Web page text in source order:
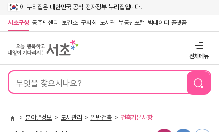
이 누리집은 대한민국 공식 전자정부 누리집입니다.
서초구청 동주민센터 보건소 구의회 도서관 부동산포털 빅데이터 플랫폼
전체메뉴
통
검
분야별정보 도시관리 일반건축 건축기본사항